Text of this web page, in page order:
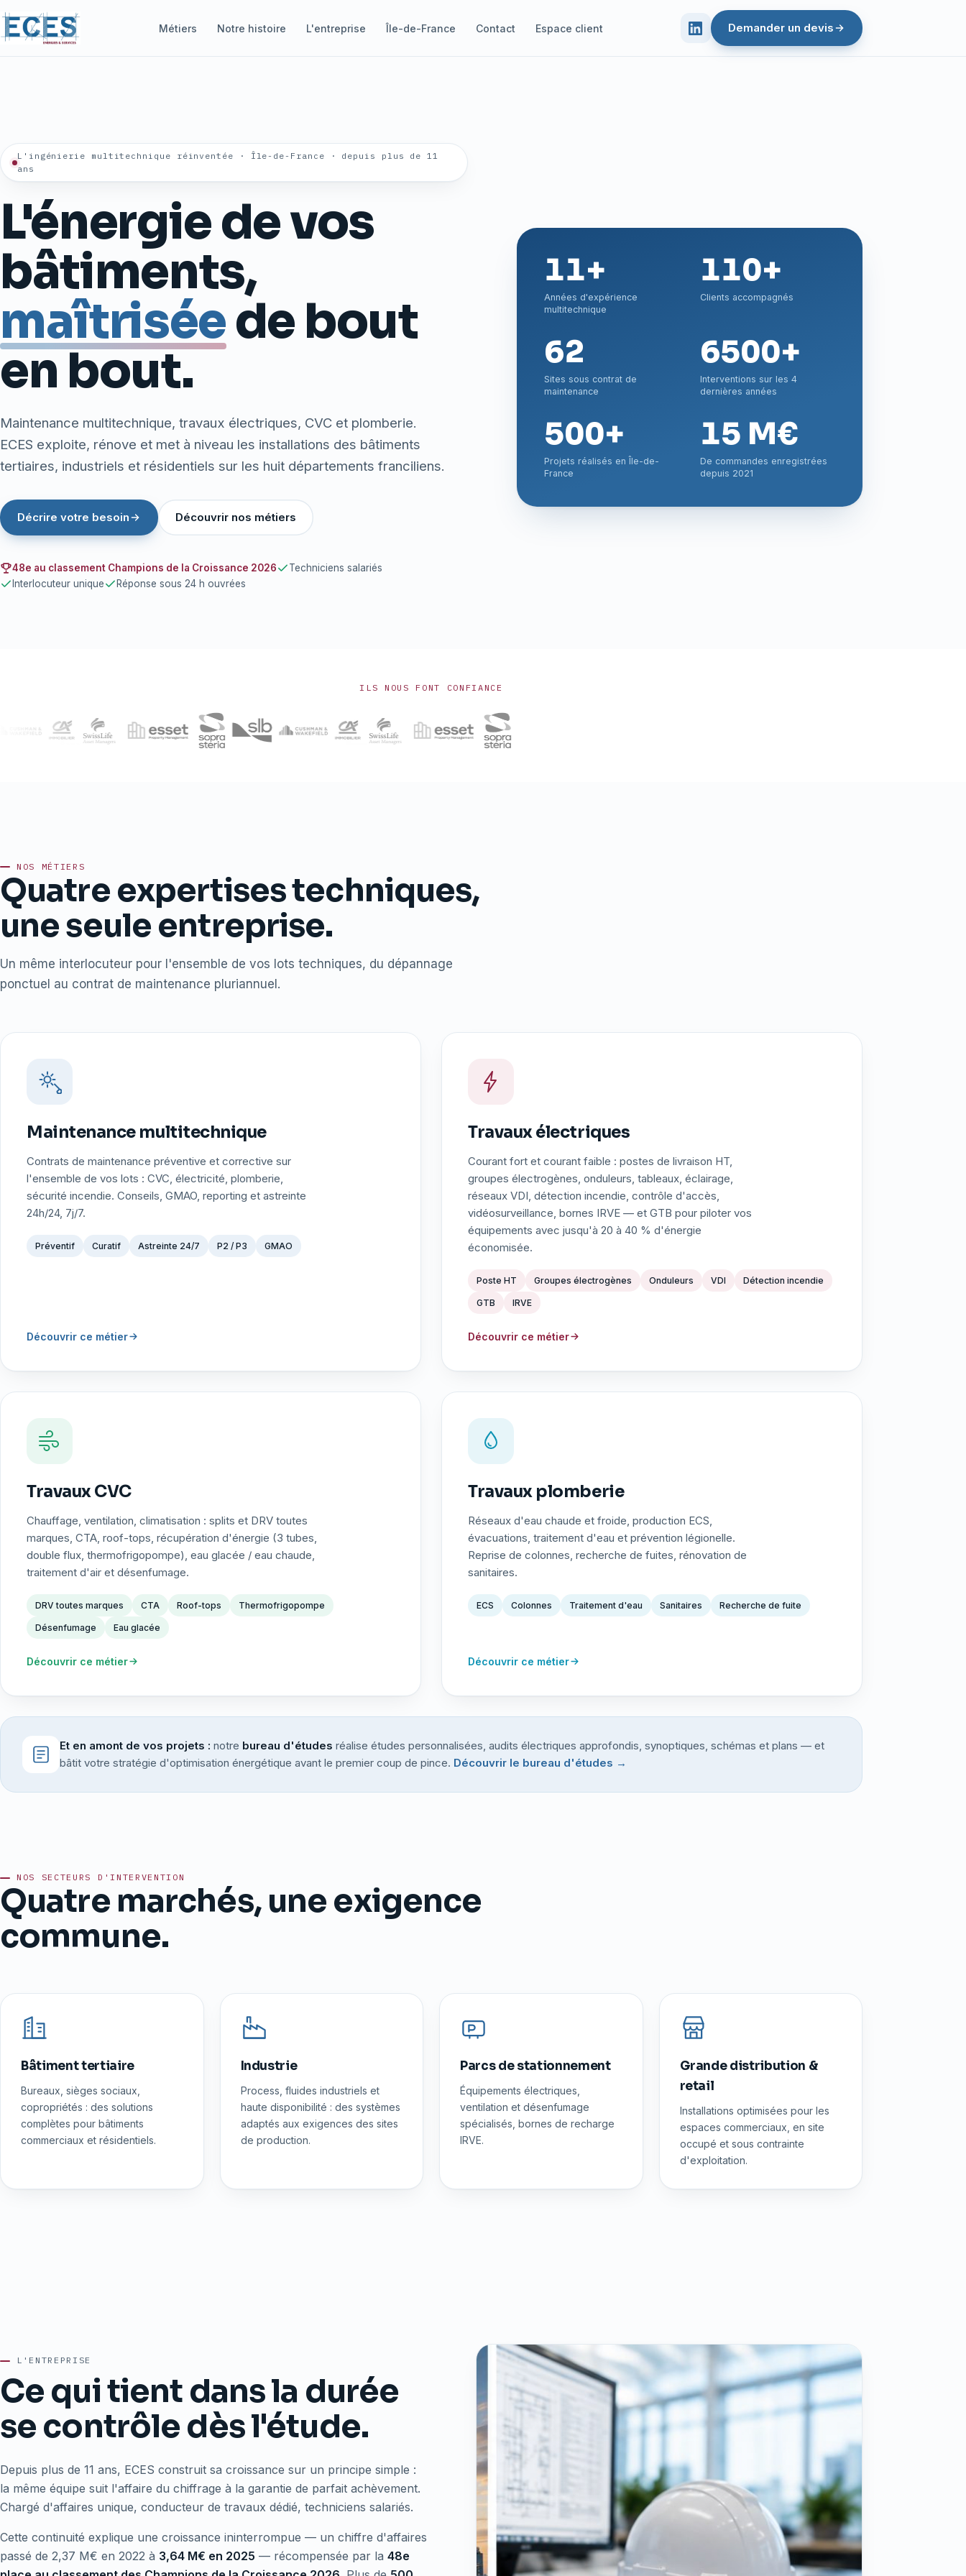
Métiers Notre histoire L'entreprise Île-de-France Contact Espace client Demander un devis
L'ingénierie multitechnique réinventée · Île-de-France · depuis plus de 11
ans
L'énergie de vos
bâtiments,
maîtriséede bout
en bout.
Maintenance multitechnique, travaux électriques, CVC et plomberie.
ECES exploite, rénove et met à niveau les installations des bâtiments
tertiaires, industriels et résidentiels sur les huit départements franciliens.
Décrire votre besoin Découvrir nos métiers
48e au classement Champions de la Croissance 2026
Techniciens salariés
Interlocuteur unique
Réponse sous 24 h ouvrées
11+
Années d'expérience
multitechnique
110+
Clients accompagnés
62
Sites sous contrat de
maintenance
6500+
Interventions sur les 4
dernières années
500+
Projets réalisés en Île-de-
France
15 M€
De commandes enregistrées
depuis 2021
ILS NOUS FONT CONFIANCE
NOS MÉTIERS
Quatre expertises techniques,
une seule entreprise.
Un même interlocuteur pour l'ensemble de vos lots techniques, du dépannage
ponctuel au contrat de maintenance pluriannuel.
Maintenance multitechnique
Contrats de maintenance préventive et corrective sur
l'ensemble de vos lots : CVC, électricité, plomberie,
sécurité incendie. Conseils, GMAO, reporting et astreinte
24h/24, 7j/7.
Préventif Curatif Astreinte 24/7 P2 / P3 GMAO
Découvrir ce métier
Travaux électriques
Courant fort et courant faible : postes de livraison HT,
groupes électrogènes, onduleurs, tableaux, éclairage,
réseaux VDI, détection incendie, contrôle d'accès,
vidéosurveillance, bornes IRVE — et GTB pour piloter vos
équipements avec jusqu'à 20 à 40 % d'énergie
économisée.
Poste HT Groupes électrogènes Onduleurs VDI Détection incendie
GTB IRVE
Découvrir ce métier
Travaux CVC
Chauffage, ventilation, climatisation : splits et DRV toutes
marques, CTA, roof-tops, récupération d'énergie (3 tubes,
double flux, thermofrigopompe), eau glacée / eau chaude,
traitement d'air et désenfumage.
DRV toutes marques CTA Roof-tops Thermofrigopompe
Désenfumage Eau glacée
Découvrir ce métier
Travaux plomberie
Réseaux d'eau chaude et froide, production ECS,
évacuations, traitement d'eau et prévention légionelle.
Reprise de colonnes, recherche de fuites, rénovation de
sanitaires.
ECS Colonnes Traitement d'eau Sanitaires Recherche de fuite
Découvrir ce métier
Et en amont de vos projets : notre bureau d'études réalise études personnalisées, audits électriques approfondis, synoptiques, schémas et plans — et
bâtit votre stratégie d'optimisation énergétique avant le premier coup de pince. Découvrir le bureau d'études →
NOS SECTEURS D'INTERVENTION
Quatre marchés, une exigence
commune.
Bâtiment tertiaire
Bureaux, sièges sociaux,
copropriétés : des solutions
complètes pour bâtiments
commerciaux et résidentiels.
Industrie
Process, fluides industriels et
haute disponibilité : des systèmes
adaptés aux exigences des sites
de production.
Parcs de stationnement
Équipements électriques,
ventilation et désenfumage
spécialisés, bornes de recharge
IRVE.
Grande distribution &
retail
Installations optimisées pour les
espaces commerciaux, en site
occupé et sous contrainte
d'exploitation.
L'ENTREPRISE
Ce qui tient dans la durée
se contrôle dès l'étude.
Depuis plus de 11 ans, ECES construit sa croissance sur un principe simple :
la même équipe suit l'affaire du chiffrage à la garantie de parfait achèvement.
Chargé d'affaires unique, conducteur de travaux dédié, techniciens salariés.
Cette continuité explique une croissance ininterrompue — un chiffre d'affaires
passé de 2,37 M€ en 2022 à 3,64 M€ en 2025 — récompensée par la 48e